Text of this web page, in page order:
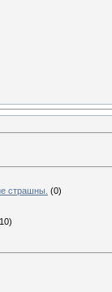
страшны. (0)